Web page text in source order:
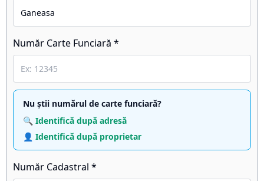
Număr Carte Funciară *
Nu știi numărul de carte funciară?
🔍 Identifică după adresă
👤 Identifică după proprietar
Număr Cadastral *